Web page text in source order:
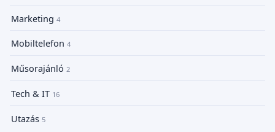
Marketing 4
Mobiltelefon 4
Műsorajánló 2
Tech & IT 16
Utazás 5